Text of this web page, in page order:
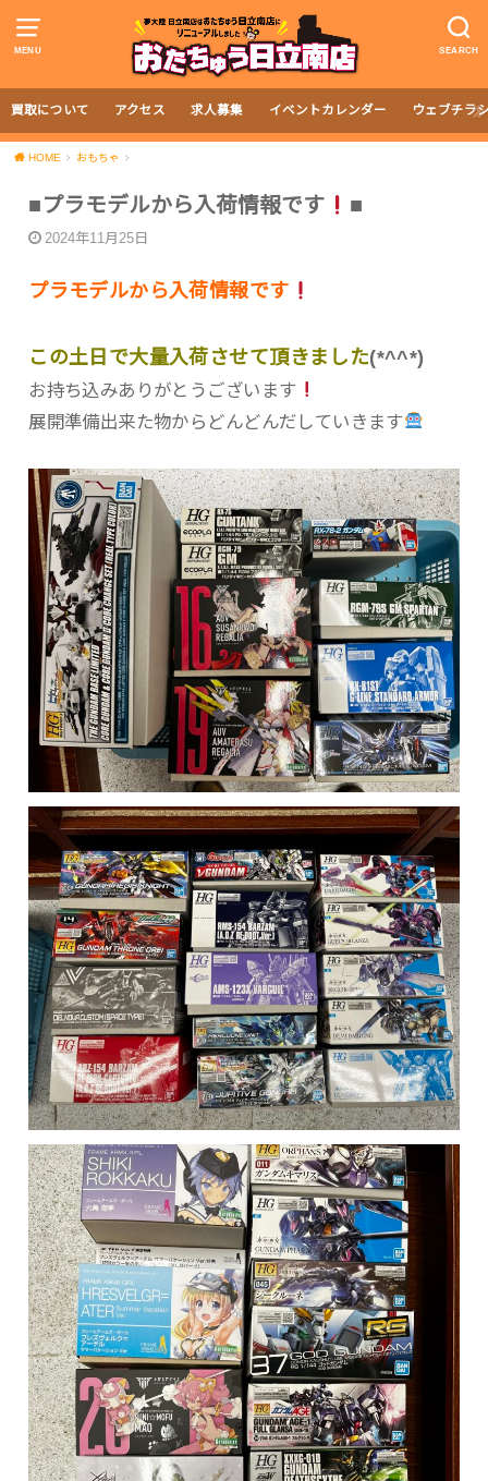
MENU SEARCH
買取について アクセス 求人募集 イベントカレンダー ウェブチラ
HOME おもちゃ
■プラモデルから入荷情報です ■
2024年11月25日
プラモデルから入荷情報です
この土日で大量入荷させて頂きました(*^^*)
お持ち込みありがとうございます
展開準備出来た物からどんどんだしていきます